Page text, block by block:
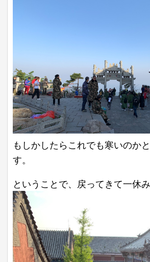
もしかしたらこれでも寒いのか
す。
ということで、戻ってきて一休み